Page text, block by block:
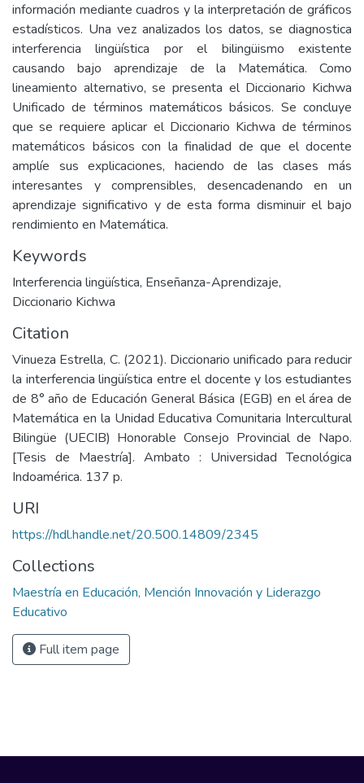
información mediante cuadros y la interpretación de gráficos
estadísticos. Una vez analizados los datos, se diagnostica
interferencia lingüística por el bilingüismo existente
causando bajo aprendizaje de la Matemática. Como
lineamiento alternativo, se presenta el Diccionario Kichwa
Unificado de términos matemáticos básicos. Se concluye
que se requiere aplicar el Diccionario Kichwa de términos
matemáticos básicos con la finalidad de que el docente
amplíe sus explicaciones, haciendo de las clases más
interesantes y comprensibles, desencadenando en un
aprendizaje significativo y de esta forma disminuir el bajo
rendimiento en Matemática.
Keywords
Interferencia lingüística, Enseñanza-Aprendizaje,
Diccionario Kichwa
Citation
Vinueza Estrella, C. (2021). Diccionario unificado para reducir
la interferencia lingüística entre el docente y los estudiantes
de 8° año de Educación General Básica (EGB) en el área de
Matemática en la Unidad Educativa Comunitaria Intercultural
Bilingüe (UECIB) Honorable Consejo Provincial de Napo.
[Tesis de Maestría]. Ambato : Universidad Tecnológica
Indoamérica. 137 p.
URI
https://hdl.handle.net/20.500.14809/2345
Collections
Maestría en Educación, Mención Innovación y Liderazgo
Educativo
Full item page